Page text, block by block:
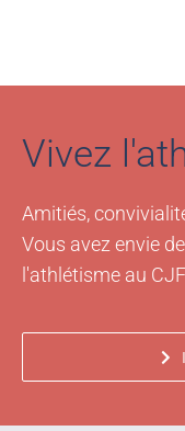
Vivez
Amitiés,
Vous avez envie
l'athlétisme au